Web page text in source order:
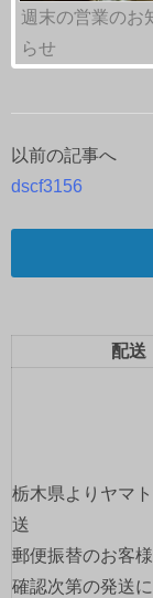
週末の営業のお
らせ
投
ョ
ン
以前の記事へ
dscf3156
配送
栃木県よりヤマ
送
郵便振替のお客
確認次第の発送に